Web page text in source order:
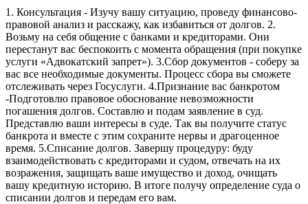
1. Консультация - Изучу вашу ситуацию, проведу финансово-
правовой анализ и расскажу, как избавиться от долгов. 2.
Возьму на себя общение с банками и кредиторами. Они
перестанут вас беспокоить c момента обращения (при покупке
услуги «Адвокатский запрет»). 3.Сбор документов - соберу за
вас все необходимые документы. Процесс сбора вы сможете
отслеживать через Госуслуги. 4.Признание вас банкротом
-Подготовлю правовое обоснование невозможности
погашения долгов. Составлю и подам заявление в суд.
Представлю ваши интересы в суде. Так вы получите статус
банкрота и вместе с этим сохраните нервы и драгоценное
время. 5.Списание долгов. Завершу процедуру: буду
взаимодействовать с кредиторами и судом, отвечать на их
возражения, защищать ваше имущество и доход, очищать
вашу кредитную историю. В итоге получу определение суда о
списании долгов и передам его вам.